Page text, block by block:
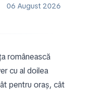
06 August 2026
românească
cu al doilea
pentru oraș, cât